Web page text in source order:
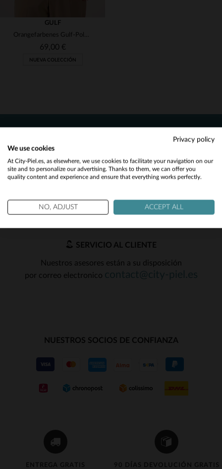
2XL
GULF
Orangefarbenes Gulf-Poloshirt
69,00 €
NUEVA COLECCIÓN
ENTREGA GRATIS
90 DÍAS DEVOLUCIÓN GRATIS
y chollos !
SERVICIO AL CLIENTE
Nuestros asesores están a su disposición
por correo electronico
NUESTROS SOCIOS DE CONFIANZA
Would you like to be redirected to our English site?
No
Yes
Privacy policy
We use cookies
At City-Piel.es, as elsewhere, we use cookies to facilitate your navigation on our
site and to personalize our advertising. Thanks to them, we can offer you
quality content and experience and ensure that everything works perfectly.
NO, ADJUST ACCEPT ALL